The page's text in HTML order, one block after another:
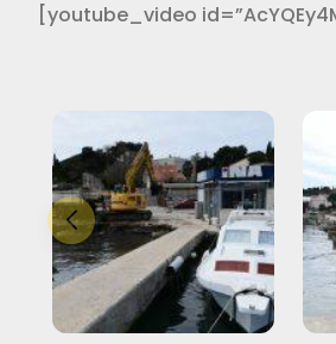
[youtube_video